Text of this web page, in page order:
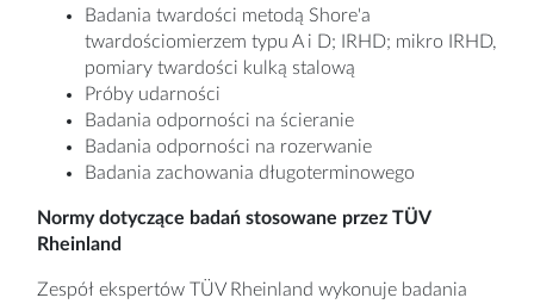
Badania twardości metodą Shore'a
twardościomierzem typu A i D; IRHD; mikro IRHD,
pomiary twardości kulką stalową
Próby udarności
Badania odporności na ścieranie
Badania odporności na rozerwanie
Badania zachowania długoterminowego
Normy dotyczące badań stosowane przez TÜV
Rheinland
Zespół ekspertów TÜV Rheinland wykonuje badania